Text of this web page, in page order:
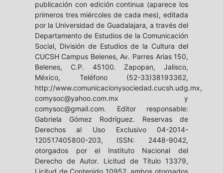
publicación con edición continua (aparece los
primeros tres miércoles de cada mes), editada
por la Universidad de Guadalajara, a través del
Departamento de Estudios de la Comunicación
Social, División de Estudios de la Cultura del
CUCSH Campus Belenes, Av. Parres Arias 150,
Belenes, C.P. 45100. Zapopan, Jalisco,
México, Teléfono (52-33)38193362,
http://www.comunicacionysociedad.cucsh.udg.mx,
comysoc@yahoo.com.mx y
comysoc@gmail.com. Editor responsable:
Gabriela Gómez Rodríguez. Reservas de
Derechos al Uso Exclusivo 04-2014-
120517405800-203, ISSN: 2448-9042,
otorgados por el Instituto Nacional del
Derecho de Autor. Licitud de Título 13379,
Licitud de Contenido 10952, ambos otorgados